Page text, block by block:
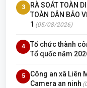
3
RÀ SOÁT TOÀN
TOÀN DÂN BẢO
1 (05/08/2026)
4
Tổ chức thành
Tổ quốc năm
5
Công an xã Liên
Camera an ninh